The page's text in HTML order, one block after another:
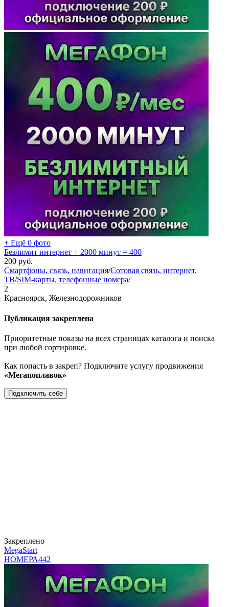
+ Ещё 0 фото
Безлимит интернет + 2000 минут = 400
200 руб.
Смартфоны, связь, навигация/Сотовая связь, интернет,
ТВ/SIM-карты, телефонные номера/
2
Красноярск, Железнодорожников
Публикация закреплена
Приоритетные показы на всех страницах каталога и поиска
при любой сортировке.
Как попасть в закреп? Подключите услугу продвижения
«Мегапоплавок»
Подключить себе
Закреплено
MegaStart
НОМЕРА442